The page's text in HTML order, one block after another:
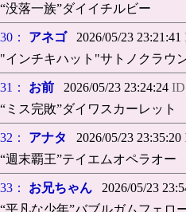
“没落一族”ダイイチルビー
30： アネゴ2026/05/23 23:21:41
"インチキハット"サトノクラウ
31： お前 2026/05/23 23:24:24
“ミス完敗”ダイワスカーレット
32： アナタ 2026/05/23 23:35:20
“週末覇王”テイエムオペラオー
33： お兄ちゃん 2026/05/23